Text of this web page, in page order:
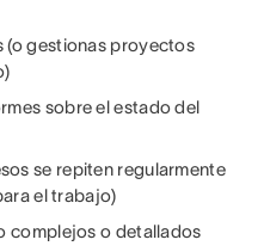
(o gestionas proyectos
sobre el estado del
se repiten regularmente
el trabajo)
complejos o detallados